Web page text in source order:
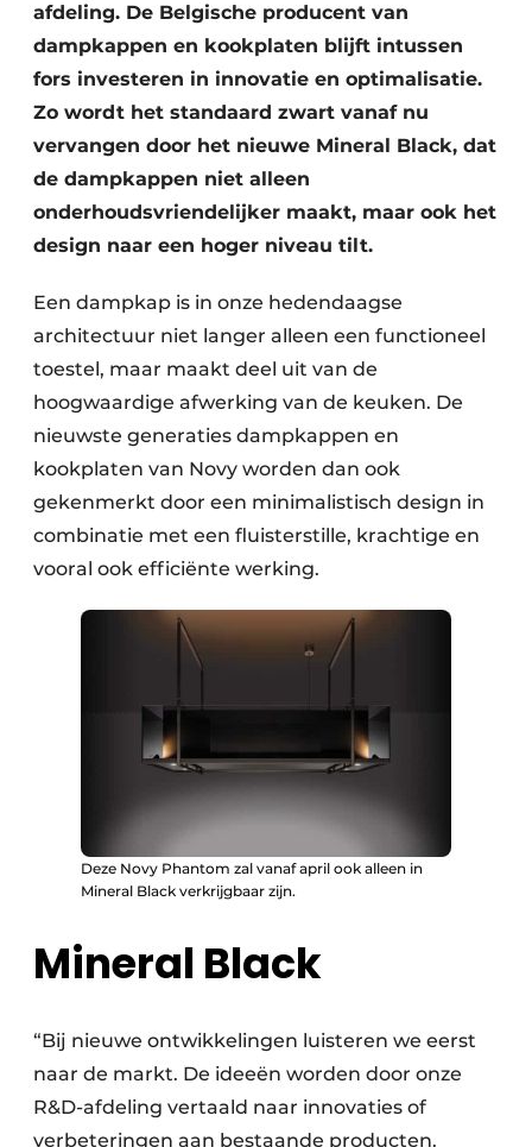
afdeling. De Belgische producent van
dampkappen en kookplaten blijft intussen
fors investeren in innovatie en optimalisatie.
Zo wordt het standaard zwart vanaf nu
vervangen door het nieuwe Mineral Black, dat
de dampkappen niet alleen
onderhoudsvriendelijker maakt, maar ook het
design naar een hoger niveau tilt.
Een dampkap is in onze hedendaagse
architectuur niet langer alleen een functioneel
toestel, maar maakt deel uit van de
hoogwaardige afwerking van de keuken. De
nieuwste generaties dampkappen en
kookplaten van Novy worden dan ook
gekenmerkt door een minimalistisch design in
combinatie met een fluisterstille, krachtige en
vooral ook efficiënte werking.
Deze Novy Phantom zal vanaf april ook alleen in
Mineral Black verkrijgbaar zijn.
Mineral Black
“Bij nieuwe ontwikkelingen luisteren we eerst
naar de markt. De ideeën worden door onze
R&D-afdeling vertaald naar innovaties of
verbeteringen aan bestaande producten.